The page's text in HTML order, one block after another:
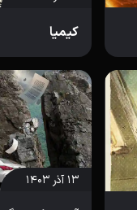
کیمیا
۱۳ آذر ۱۴۰۳